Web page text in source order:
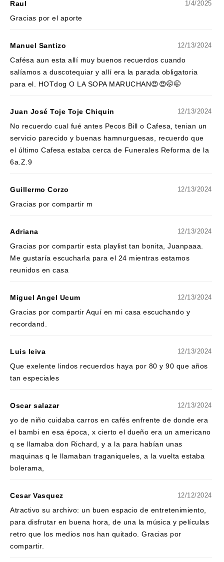
Raul 1/4/2025
Gracias por el aporte
Manuel Santizo 12/13/2024
Cafésa aun esta allí muy buenos recuerdos cuando
salíamos a duscotequiar y allí era la parada obligatoria
para el. HOTdog O LA SOPA MARUCHAN😍😍🤭🤭
Juan José Toje Toje Chiquin 12/13/2024
No recuerdo cual fué antes Pecos Bill o Cafesa, tenian un
servicio parecido y buenas hamnurguesas, recuerdo que
el último Cafesa estaba cerca de Funerales Reforma de la
6a.Z.9
Guillermo Corzo 12/13/2024
Gracias por compartir m
Adriana 12/13/2024
Gracias por compartir esta playlist tan bonita, Juanpaaa.
Me gustaría escucharla para el 24 mientras estamos
reunidos en casa
Miguel Angel Ucum 12/13/2024
Gracias por compartir Aquí en mi casa escuchando y
recordand.
Luis leiva 12/13/2024
Que exelente lindos recuerdos haya por 80 y 90 que años
tan especiales
Oscar salazar 12/13/2024
yo de niño cuidaba carros en cafés enfrente de donde era
el bambi en esa época, x cierto el dueño era un americano
q se llamaba don Richard, y a la para habían unas
maquinas q le llamaban traganiqueles, a la vuelta estaba
bolerama,
Cesar Vasquez 12/12/2024
Atractivo su archivo: un buen espacio de entretenimiento,
para disfrutar en buena hora, de una la música y películas
retro que los medios nos han quitado. Gracias por
compartir.